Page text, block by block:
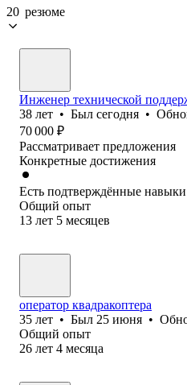
20 резюме
Инженер технической
38 лет • Был сегодня •
70 000 ₽
Рассматривает предложения
Конкретные достижения
Есть подтверждённые навыки
Общий опыт
13 лет 5 месяцев
оператор квадракоптера
35 лет • Был 25 июня •
Общий опыт
26 лет 4 месяца